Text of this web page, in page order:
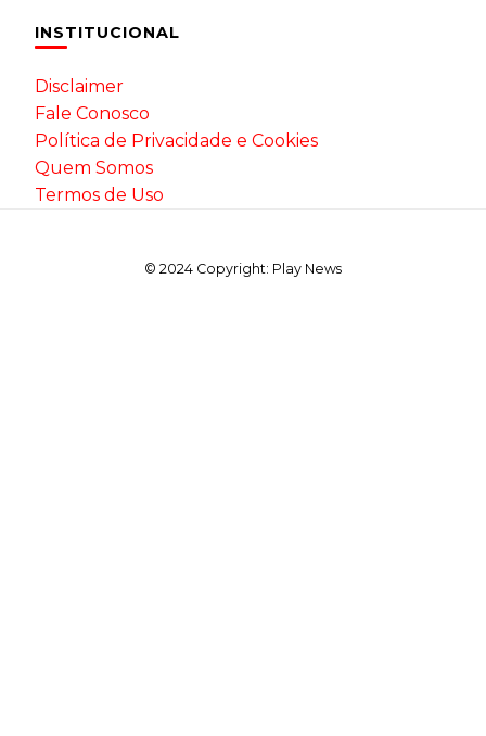
INSTITUCIONAL
Disclaimer
Fale Conosco
Política de Privacidade e Cookies
Quem Somos
Termos de Uso
© 2024 Copyright: Play News